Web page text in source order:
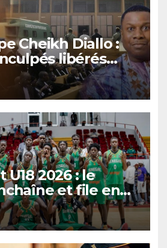
Cheikh Diallo :
libérés
lieu partiel
U18 2026 : le
et file en